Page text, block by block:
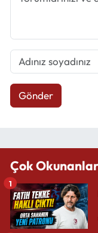
Gönder
Çok Okunanlar
1